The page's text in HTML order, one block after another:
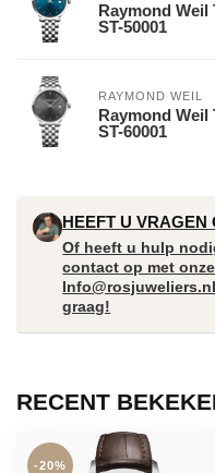
Raymond Weil
ST-50001
RAYMOND WEIL
Raymond Weil
ST-60001
HEEFT U VRAGEN
Of heeft u hulp
contact op met
Info@rosjuweliers.nl
graag!
RECENT
-20%